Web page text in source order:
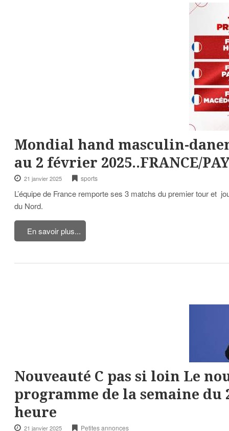
Mondial hand masculin-
au 2 février 2025..FRANCE/
21 janvier 2025 sports
L’équipe de France remporte ses 3 matchs du premier tour et
du Nord.
En savoir plus...
Nouveauté C pas si loin Le
programme de la semaine du
heure
21 janvier 2025 Petites annonces